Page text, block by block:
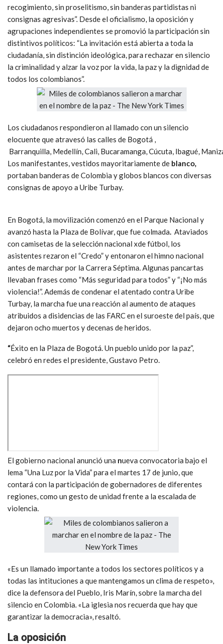
recogimiento, sin proselitismo, sin banderas partidistas ni
consignas agresivas”. Desde el oficialismo, la oposición y
agrupaciones independientes se promovió la participación sin
distintivos políticos: “La invitación está abierta a toda la
ciudadanía, sin distinción ideológica, para rechazar en silencio
la criminalidad y alzar la voz por la vida, la paz y la dignidad de
todos los colombianos”.
Los ciudadanos respondieron al llamado con un silencio
elocuente que atravesó las calles de Bogotá ,
Barranquilla Medellín Cali Bucaramanga Cúcuta Ibagué
Los manifestantes, vestidos mayoritariamente de blanco
portaban banderas de Colombia y globos blancos con diversas
consignas de apoyo a Uribe Turbay.
En Bogotá, la movilización comenzó en el Parque Nacional y
avanzó hasta la Plaza de Bolívar, que fue colmada
Ataviados
con camisetas de la selección nacional xde fútbol, los
asistentes rezaron el “Credo” y entonaron el himno nacional
antes de marchar por la Carrera Séptima. Algunas pancartas
llevaban frases como “Más seguridad para todos” y “¡No más
violencia!”. Además de condenar el atentado contra Uribe
Turbay, la marcha fue una reacción al aumento de ataques
atribuidos a disidencias de las FARC en el suroeste del país, que
dejaron ocho muertos y decenas de heridos.
“Éxito en la Plaza de Bogotá. Un pueblo unido por la paz”,
celebró en redes el presidente, Gustavo Petro.
El gobierno nacional anunció una nueva convocatoria bajo el
lema “Una Luz por la Vida” para el martes 17 de junio, que
contará con la participación de gobernadores de diferentes
regiones, como un gesto de unidad frente a la escalada de
violencia.
«Es un llamado importante a todos los sectores políticos y a
todas las intituciones a que mantengamos un clima de respeto»,
dice la defensora del Pueblo, Iris Marín, sobre la marcha del
silencio en Colombia. «La iglesia nos recuerda que hay que
garantizar la democracia», resaltó.
La oposición